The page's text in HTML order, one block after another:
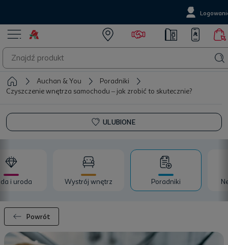
Auchan & You
Poradniki
Czyszczenie wnętrza samochodu – jak zrobić to skutecznie?
ULUBIONE
i uroda Wystrój wnętrz Poradniki
Powrót